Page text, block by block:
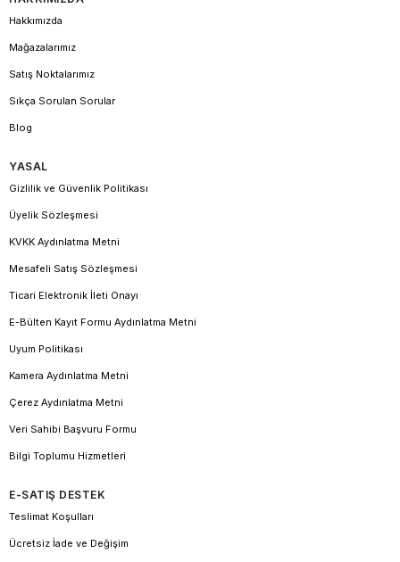
Hakkımızda
Mağazalarımız
Satış Noktalarımız
Sıkça Sorulan Sorular
Blog
YASAL
Gizlilik ve Güvenlik Politikası
Üyelik Sözleşmesi
KVKK Aydınlatma Metni
Mesafeli Satış Sözleşmesi
Ticari Elektronik İleti Onayı
E-Bülten Kayıt Formu Aydınlatma Metni
Uyum Politikası
Kamera Aydınlatma Metni
Çerez Aydınlatma Metni
Veri Sahibi Başvuru Formu
Bilgi Toplumu Hizmetleri
E-SATIŞ DESTEK
Teslimat Koşulları
Ücretsiz İade ve Değişim